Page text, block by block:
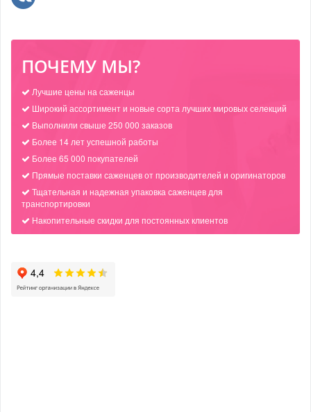
ПОЧЕМУ МЫ?
Лучшие цены на саженцы
Широкий ассортимент и новые сорта лучших мировых селекций
Выполнили свыше 250 000 заказов
Более 14 лет успешной работы
Более 65 000 покупателей
Прямые поставки саженцев от производителей и оригинаторов
Тщательная и надежная упаковка саженцев для
транспортировки
Накопительные скидки для постоянных клиентов